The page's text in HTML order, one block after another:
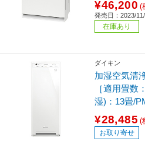
¥46,200 (
発売日：2023/
在庫あり
ダイキン
加湿空気清
［適用畳数
湿)：13畳/
¥28,485 (
お取り寄せ